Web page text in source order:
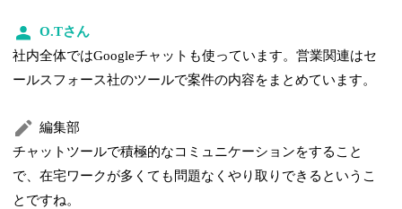
O.Tさん
社内全体ではGoogleチャットも使っています。営業関連はセ
ールスフォース社のツールで案件の内容をまとめています。
編集部
チャットツールで積極的なコミュニケーションをすること
で、在宅ワークが多くても問題なくやり取りできるというこ
とですね。